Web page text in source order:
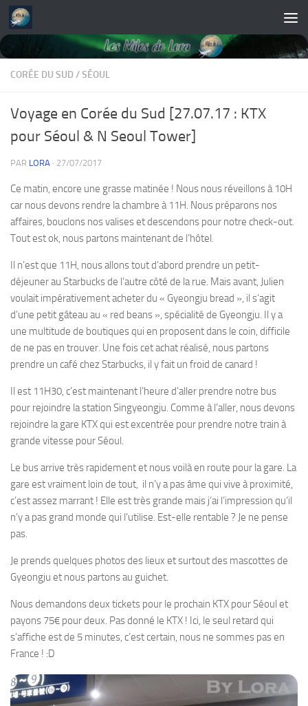
Skip to content
CORÉE DU SUD /SÉOUL
Voyage en Corée du Sud [27.07.17 : KTX
pour Séoul & N Seoul Tower]
PAR LORA · 27/07/2017
Ce matin, encore une grasse matinée ! Nous nous réveillons à 10H
car nous devons rendre la chambre à 11H. Nous préparons nos
affaires, bouclons nos valises et descendons pour notre check-out.
Tout est ok, nous partons maintenant de l’hôtel.
Il n’est que 11H, nous allons tout d’abord prendre un petit-
déjeuner au Starbucks de l’autre côté de la rue. Mais avant, Julien
voulait impérativement acheter du « Gyeongju bread », il s’agit
d’une petit gâteau au « red beans », spécialité de Gyeongju. Il y a
une multitude de boutiques qui en proposent dans le coin, difficile
de ne pas en trouver. Une fois cet achat réalisé, nous partons
prendre un café chez Starbucks, il y fait un froid de canard !
Il est 11H30, c’est maintenant l’heure d’aller prendre notre bus
pour rejoindre la station Singyeongju. Comme à l’aller, nous devons
rejoindre la gare KTX qui est excentrée pour prendre notre train à
grande vitesse pour Séoul.
Le bus arrive très rapidement et nous voilà en route pour la gare. La
gare est vraiment loin de tout, il n’y a pas âme qui vive à proximité,
c’est assez marrant ! Elle est très grande mais j’ai l’impression qu’il
n’y a pas grand monde qui l’utilise. Est-elle rentable ? Je ne pense
pas.
Je prends quelques photos des lieux et surtout des mascottes de
Gyeongju et nous partons au guichet.
Nous demandons deux tickets pour le prochain KTX pour Séoul et
payons 75€ pour deux. Pas donné le KTX ! Ici, le seul retard qui
s’affiche est de 5 minutes, c’est certain, nous ne sommes pas en
France ! :D